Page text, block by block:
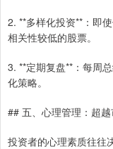
2. **多样化投资**：即
相关性较低的股票。
3. **定期复盘**：每周
化策略。
## 五、心理管理：超
投资者的心理素质往往